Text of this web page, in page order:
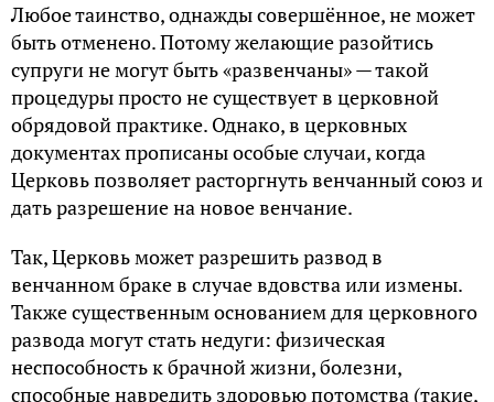
Любое таинство, однажды совершённое, не может
быть отменено. Потому желающие разойтись
супруги не могут быть «развенчаны» — такой
процедуры просто не существует в церковной
обрядовой практике. Однако, в церковных
документах прописаны особые случаи, когда
Церковь позволяет расторгнуть венчанный союз и
дать разрешение на новое венчание.
Так, Церковь может разрешить развод в
венчанном браке в случае вдовства или измены.
Также существенным основанием для церковного
развода могут стать недуги: физическая
неспособность к брачной жизни, болезни,
способные навредить здоровью потомства (такие,